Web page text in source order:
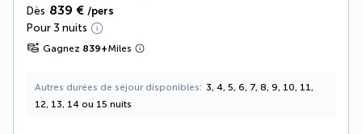
Dès 839 € /pers
Pour 3 nuits
Gagnez 839+Miles
Autres durées de séjour disponibles
3, 4, 5, 6, 7, 8, 9, 10, 11,
12, 13, 14 ou 15 nuits